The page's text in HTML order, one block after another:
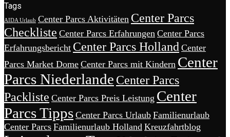
Tags
AIDA Urlaub Center Parcs Aktivitäten Center Parcs
Checkliste Center Parcs Erfahrungen Center Parcs
Erfahrungsbericht Center Parcs Holland Center
Parcs Market Dome Center Parcs mit Kindern Center
Parcs Niederlande Center Parcs
Packliste Center Parcs Preis Leistung Center
Parcs Tipps Center Parcs Urlaub Familienurlaub
Center Parcs Familienurlaub Holland Kreuzfahrtblog